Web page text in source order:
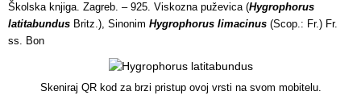
Školska knjiga. Zagreb. – 925. Viskozna puževica (Hygrophorus
latitabundus Britz.), Sinonim Hygrophorus limacinus (Scop.: Fr.) Fr.
ss. Bon
Skeniraj QR kod za brzi pristup ovoj vrsti na svom mobitelu.